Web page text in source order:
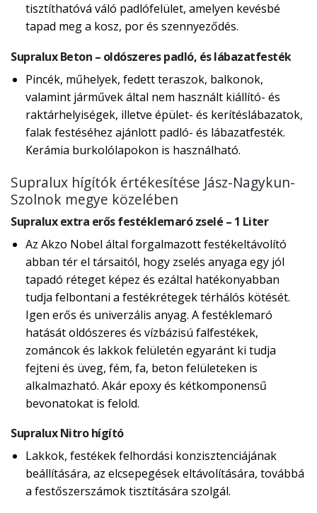
tisztíthatóvá váló padlófelület, amelyen kevésbé
tapad meg a kosz, por és szennyeződés.
Supralux Beton – oldószeres padló, és lábazatfesték
Pincék, műhelyek, fedett teraszok, balkonok,
valamint járművek által nem használt kiállító- és
raktárhelyiségek, illetve épület- és kerítéslábazatok,
falak festéséhez ajánlott padló- és lábazatfesték.
Kerámia burkolólapokon is használható.
Supralux hígítók értékesítése Jász-Nagykun-
Szolnok megye közelében
Supralux extra erős festéklemaró zselé – 1 Liter
Az Akzo Nobel által forgalmazott festékeltávolító
abban tér el társaitól, hogy zselés anyaga egy jól
tapadó réteget képez és ezáltal hatékonyabban
tudja felbontani a festékrétegek térhálós kötését.
Igen erős és univerzális anyag. A festéklemaró
hatását oldószeres és vízbázisú falfestékek,
zománcok és lakkok felületén egyaránt ki tudja
fejteni és üveg, fém, fa, beton felületeken is
alkalmazható. Akár epoxy és kétkomponensű
bevonatokat is felold.
Supralux Nitro hígító
Lakkok, festékek felhordási konzisztenciájának
beállítására, az elcsepegések eltávolítására, továbbá
a festőszerszámok tisztítására szolgál.